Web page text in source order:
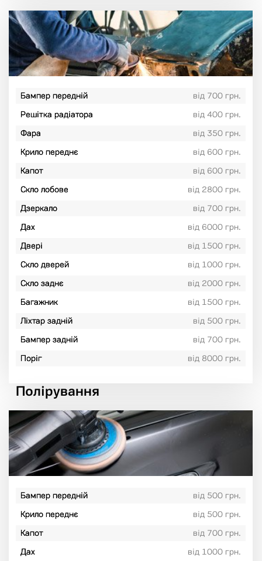
Бампер передній
від 700 грн.
Решітка радіатора
від 400 грн.
Фара
від 350 грн.
Крило переднє
від 600 грн.
Капот
від 600 грн.
Скло лобове
від 2800 грн.
Дзеркало
від 700 грн.
Дах
від 6000 грн.
Двері
від 1500 грн.
Скло дверей
від 1000 грн.
Скло заднє
від 2000 грн.
Багажник
від 1500 грн.
Ліхтар задній
від 500 грн.
Бампер задній
від 700 грн.
Поріг
від 8000 грн.
Полірування
Бампер передній
від 500 грн.
Крило переднє
від 500 грн.
Капот
від 700 грн.
Дах
від 1000 грн.